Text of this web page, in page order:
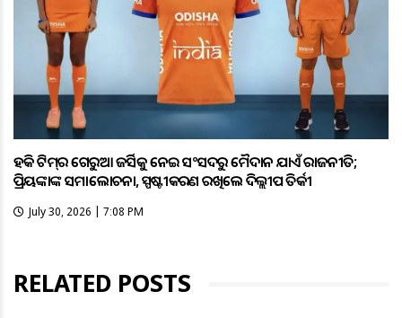
ହକି ଟିମ୍‌ର ଗେରୁଆ ଜର୍ସିକୁ ନେଇ ସଂସଦରୁ ମୈଦାନ ଯାଏଁ ରାଜନୀତି;
ପ୍ରିୟଙ୍କାଙ୍କ ସମାଲୋଚନା, ସ୍ପଷ୍ଟୀକରଣ ରଖିଲେ ଦିଲ୍ଲୀପ ତିର୍କୀ
July 30, 2026 | 7:08 PM
RELATED POSTS